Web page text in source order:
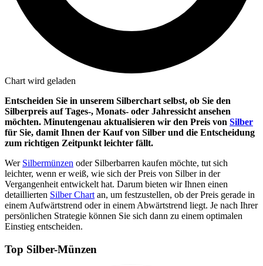
Chart wird geladen
Entscheiden Sie in unserem Silberchart selbst, ob Sie den
Silberpreis auf Tages-, Monats- oder Jahressicht ansehen
möchten. Minutengenau aktualisieren wir den Preis von Silber
für Sie, damit Ihnen der Kauf von Silber und die Entscheidung
zum richtigen Zeitpunkt leichter fällt.
Wer Silbermünzen oder Silberbarren kaufen möchte, tut sich
leichter, wenn er weiß, wie sich der Preis von Silber in der
Vergangenheit entwickelt hat. Darum bieten wir Ihnen einen
detaillierten Silber Chart an, um festzustellen, ob der Preis gerade in
einem Aufwärtstrend oder in einem Abwärtstrend liegt. Je nach Ihrer
persönlichen Strategie können Sie sich dann zu einem optimalen
Einstieg entscheiden.
Top Silber-Münzen